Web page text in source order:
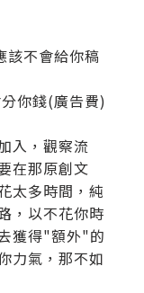
該不會給你稿
你錢(廣告費)
入，觀察流
在那原創文
太多時間，純
，以不花你時
獲得"額外"的
力氣，那不如